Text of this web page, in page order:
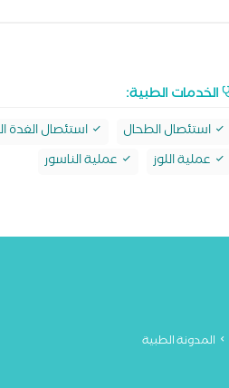
الخدمات الطبية:
استئصال الطحال استئصال الغدة
عملية اللوز
عملية الناسور
المدونة الطبية